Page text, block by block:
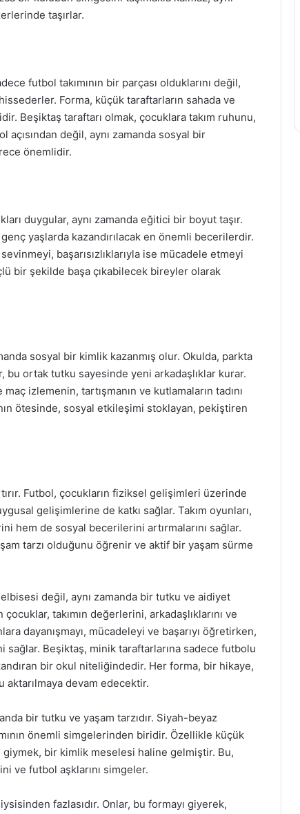
taşırlar.
futbol takımının bir parçası olduklarını değil,
Forma, küçük taraftarların sahada ve
Beşiktaş taraftarı olmak, çocuklara takım ruhunu,
açısından değil, aynı zamanda sosyal bir
önemlidir.
duygular, aynı zamanda eğitici bir boyut taşır.
yaşlarda kazandırılacak en önemli becerilerdir.
başarısızlıklarıyla ise mücadele etmeyi
bir şekilde başa çıkabilecek bireyler olarak
sosyal bir kimlik kazanmış olur. Okulda, parkta
bu ortak tutku sayesinde yeni arkadaşlıklar kurar.
izlemenin, tartışmanın ve kutlamaların tadını
ötesinde, sosyal etkileşimi stoklayan, pekiştiren
Futbol, çocukların fiziksel gelişimleri üzerinde
gelişimlerine de katkı sağlar. Takım oyunları,
de sosyal becerilerini artırmalarını sağlar.
tarzı olduğunu öğrenir ve aktif bir yaşam sürme
değil, aynı zamanda bir tutku ve aidiyet
takımın değerlerini, arkadaşlıklarını ve
dayanışmayı, mücadeleyi ve başarıyı öğretirken,
Beşiktaş, minik taraftarlarına sadece futbolu
bir okul niteliğindedir. Her forma, bir hikaye,
aktarılmaya devam edecektir.
bir tutku ve yaşam tarzıdır. Siyah-beyaz
önemli simgelerinden biridir. Özellikle küçük
bir kimlik meselesi haline gelmiştir. Bu,
ve futbol aşklarını simgeler.
fazlasıdır. Onlar, bu formayı giyerek,